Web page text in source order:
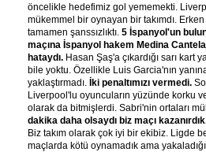
öncelikle hedefimiz gol yememekti.
mükemmel bir oynayan bir takımdı.
tamamen şanssızlıktı. 5 İspanyol'un
maçına İspanyol hakem Medina
hataydı. Hasan Şaş'a çıkardığı sarı kart
bile yoktu. Özellikle Luis Garcia'nın
yaklaştırmadı. İki penaltımızı vermedi.
Liverpool'lu oyuncuların yüzünde korku
olarak da bitmişlerdi. Sabri'nin ortaları
dakika daha olsaydı biz maçı
Biz takım olarak çok iyi bir ekibiz. Ligde
maçlarda kötü oynamadık ama